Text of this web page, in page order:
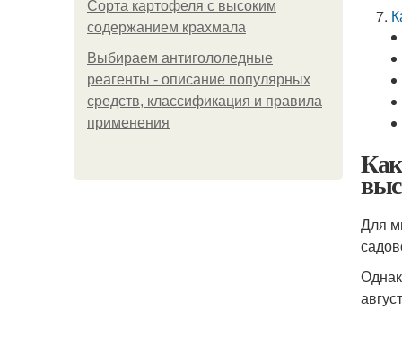
Сорта картофеля с высоким
содержанием крахмала
Выбираем антигололедные
реагенты - описание популярных
средств, классификация и правила
применения
Для